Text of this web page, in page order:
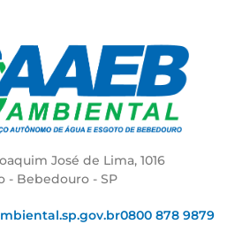
José de Lima, 1016
- Bebedouro - SP
0800 878 9879